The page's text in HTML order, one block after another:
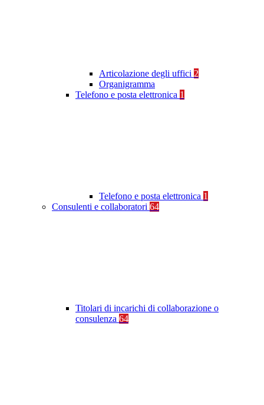
Articolazione degli uffici 2
Organigramma
Telefono e posta elettronica 1
Telefono e posta elettronica 1
Consulenti e collaboratori 64
Titolari di incarichi di collaborazione o
consulenza 64